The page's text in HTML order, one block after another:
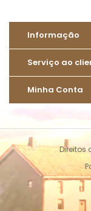
Informação
Serviço ao
Minha Conta
Direitos